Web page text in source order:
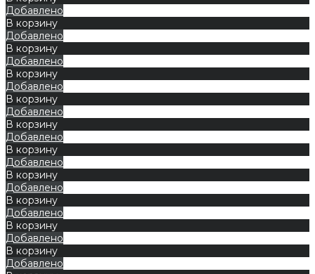
Добавлено
В корзину
Добавлено
В корзину
Добавлено
В корзину
Добавлено
В корзину
Добавлено
В корзину
Добавлено
В корзину
Добавлено
В корзину
Добавлено
В корзину
Добавлено
В корзину
Добавлено
В корзину
Добавлено